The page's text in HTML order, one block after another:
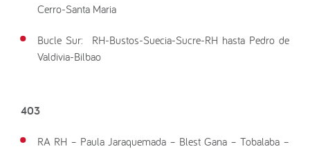
Cerro-Santa Maria
Bucle Sur: RH-Bustos-Suecia-Sucre-RH hasta Pedro de
Valdivia-Bilbao
403
RA RH – Paula Jaraquemada – Blest Gana – Tobalaba –